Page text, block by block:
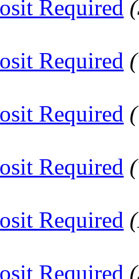
Required
Required
Required
Required
Required
Required